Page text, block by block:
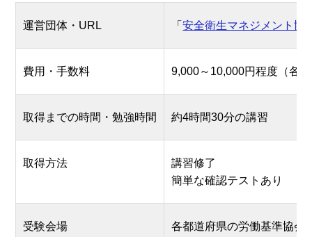
運営団体・URL 「安全衛生マネジメント協
費用・手数料 9,000～10,000円程度（各
取得までの時間・勉強時間 約4時間30分の講習
取得方法
講習修了
簡単な確認テストあり
受験会場
各都道府県の労働基準協会